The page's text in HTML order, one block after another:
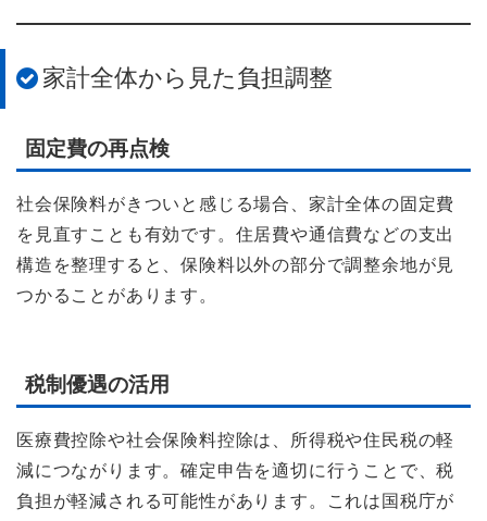
家計全体から見た負担調整
固定費の再点検
社会保険料がきついと感じる場合、家計全体の固定費
を見直すことも有効です。住居費や通信費などの支出
構造を整理すると、保険料以外の部分で調整余地が見
つかることがあります。
税制優遇の活用
医療費控除や社会保険料控除は、所得税や住民税の軽
減につながります。確定申告を適切に行うことで、税
負担が軽減される可能性があります。これは国税庁が